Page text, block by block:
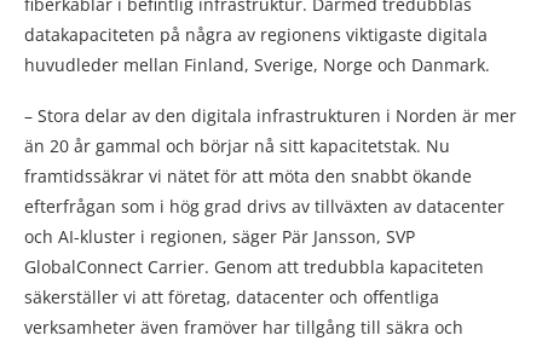
datakapaciteten på några av regionens viktigaste digitala
huvudleder mellan Finland, Sverige, Norge och Danmark.
– Stora delar av den digitala infrastrukturen i Norden är mer
än 20 år gammal och börjar nå sitt kapacitetstak. Nu
framtidssäkrar vi nätet för att möta den snabbt ökande
efterfrågan som i hög grad drivs av tillväxten av datacenter
och AI-kluster i regionen, säger Pär Jansson, SVP
GlobalConnect Carrier. Genom att tredubbla kapaciteten
säkerställer vi att företag, datacenter och offentliga
verksamheter även framöver har tillgång till säkra och